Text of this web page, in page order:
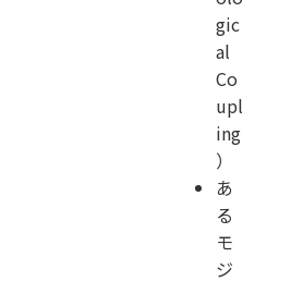
gic
al
Co
upl
ing
）
あ
る
モ
ジ